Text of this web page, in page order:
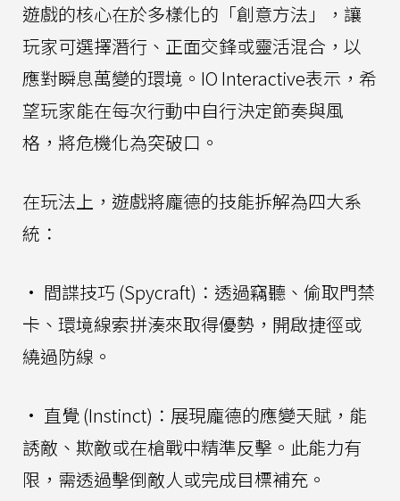
遊戲的核心在於多樣化的「創意方法」，讓
玩家可選擇潛行、正面交鋒或靈活混合，以
應對瞬息萬變的環境。IO Interactive表示，希
望玩家能在每次行動中自行決定節奏與風
格，將危機化為突破口。
在玩法上，遊戲將龐德的技能拆解為四大系
統：
• 間諜技巧 (Spycraft)：透過竊聽、偷取門禁
卡、環境線索拼湊來取得優勢，開啟捷徑或
繞過防線。
• 直覺 (Instinct)：展現龐德的應變天賦，能
誘敵、欺敵或在槍戰中精準反擊。此能力有
限，需透過擊倒敵人或完成目標補充。